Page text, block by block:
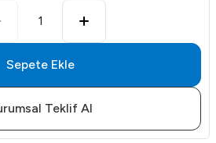
1
Sepete Ekle
Teklif Al